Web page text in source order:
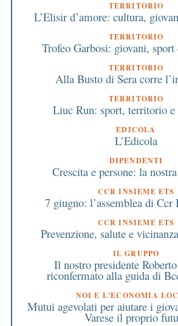
TERRITORIO
L’Elisir d’amore: cultura,
TERRITORIO
Trofeo Garbosi: giovani, sport
TERRITORIO
Alla Busto di Sera corre
TERRITORIO
Liuc Run: sport, territorio
EDICOLA
L’Edicola
DIPENDENTI
Crescita e persone: la
CCR INSIEME ETS
7 giugno: l’assemblea di Ccr
CCR INSIEME ETS
Prevenzione, salute e
IL GRUPPO
Il nostro presidente
riconfermato alla guida di
NOI E L'ECONOMIA
Mutui agevolati per aiutare i
Varese il proprio